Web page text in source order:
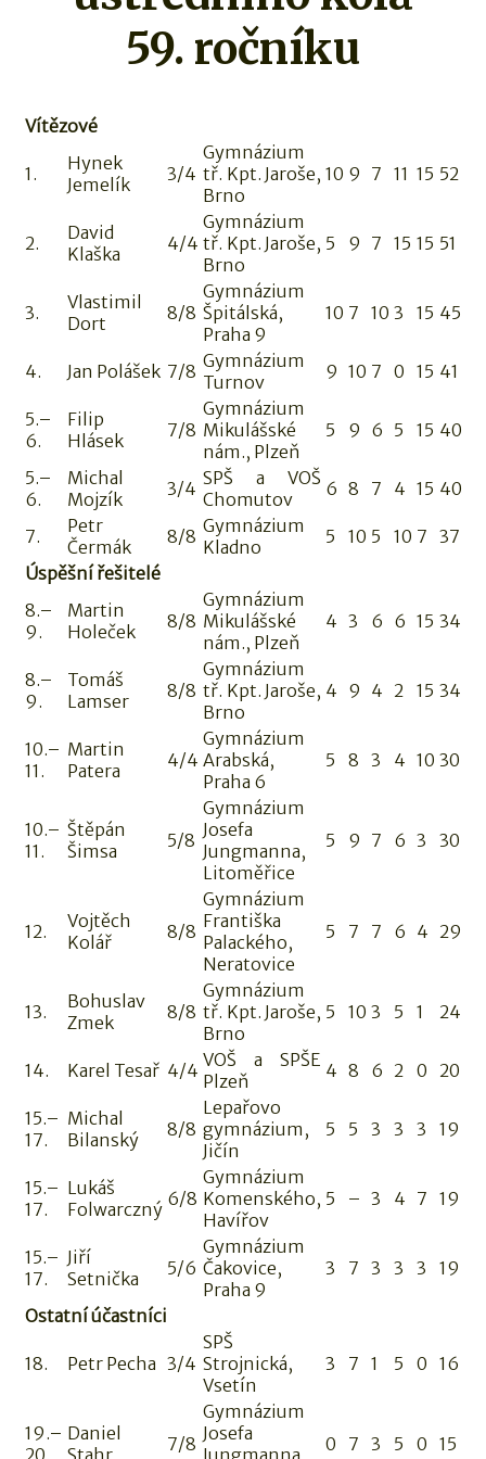
59. ročníku
Vítězové
1.
Hynek
Jemelík
3/4
Gymnázium
tř. Kpt. Jaroše,
Brno
10 9 7 11 15 52
2.
David
Klaška
4/4
Gymnázium
tř. Kpt. Jaroše,
Brno
5 9 7 15 15 51
3.
Vlastimil
Dort
8/8
Gymnázium
Špitálská,
Praha 9
10 7 10 3 15 45
4. Jan Polášek 7/8 Gymnázium
Turnov
9 10 7 0 15 41
5.–
6.
Filip
Hlásek
7/8
Gymnázium
Mikulášské
nám., Plzeň
5 9 6 5 15 40
5.–
6.
Michal
Mojzík
3/4 SPŠ a VOŠ
Chomutov
6 8 7 4 15 40
7.
Petr
Čermák
8/8 Gymnázium
Kladno
5 10 5 10 7 37
Úspěšní řešitelé
8.–
9.
Martin
Holeček
8/8
Gymnázium
Mikulášské
nám., Plzeň
4 3 6 6 15 34
8.–
9.
Tomáš
Lamser
8/8
Gymnázium
tř. Kpt. Jaroše,
Brno
4 9 4 2 15 34
10.–
11.
Martin
Patera
4/4
Gymnázium
Arabská,
Praha 6
5 8 3 4 10 30
10.–
11.
Štěpán
Šimsa
5/8
Gymnázium
Josefa
Jungmanna,
Litoměřice
5 9 7 6 3 30
12.
Vojtěch
Kolář
8/8
Gymnázium
Františka
Palackého,
Neratovice
5 7 7 6 4 29
13.
Bohuslav
Zmek
8/8
Gymnázium
tř. Kpt. Jaroše,
Brno
5 10 3 5 1 24
14. Karel Tesař 4/4 VOŠ a SPŠE
Plzeň
4 8 6 2 0 20
15.–
17.
Michal
Bilanský
8/8
Lepařovo
gymnázium,
Jičín
5 5 3 3 3 19
15.–
17.
Lukáš
Folwarczný 6/8
Gymnázium
Komenského,
Havířov
5 – 3 4 7 19
15.–
17.
Jiří
Setnička
5/6
Gymnázium
Čakovice,
Praha 9
3 7 3 3 3 19
Ostatní účastníci
18. Petr Pecha 3/4
SPŠ
Strojnická,
Vsetín
3 7 1 5 0 16
19.– Daniel
7/8
Gymnázium
Josefa
0 7 3 5 0 15